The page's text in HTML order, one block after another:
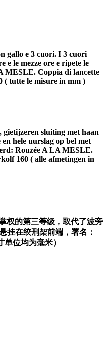
gallo e 3 cuori. I 3 cuori
e le mezze ore e ripete le
MESLE. Coppia di lancette
( tutte le misure in mm )
gietijzeren sluiting met haan
hele uurslag op bel met
Rouzée A LA MESLE.
160 ( alle afmetingen in
权的第三等级，取代了波旁
挂在绞刑架前端，署名：
单位均为毫米）